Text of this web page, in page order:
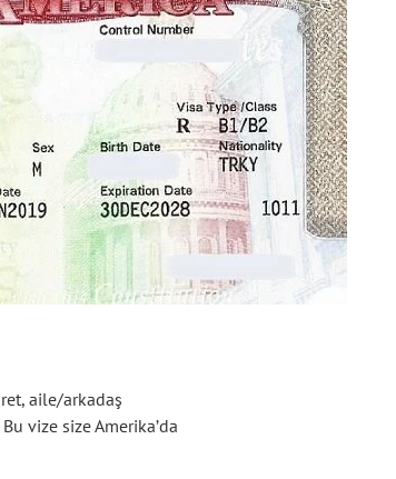
aile/arkadaş
vize size Amerika’da